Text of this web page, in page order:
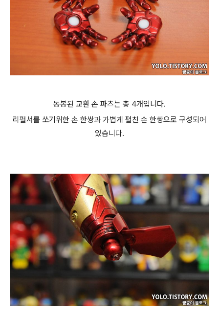
동봉된 교환 손 파츠는 총 4개입니다.
리펄서를 쏘기위한 손 한쌍과 가볍게 펼친 손 한쌍으로 구성되어
있습니다.